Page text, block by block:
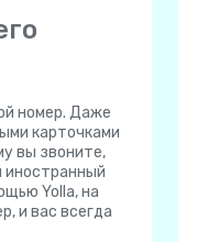
номер. Даже
карточками
вы звоните,
иностранный
Yolla, на
и вас всегда